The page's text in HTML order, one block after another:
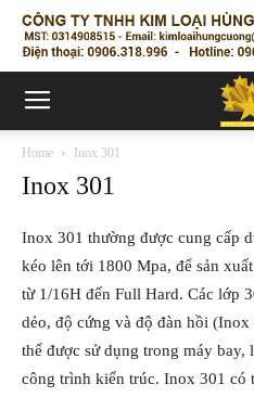
Home Inox 301
Inox 301
Inox 301 thường được cung cấp
kéo lên tới 1800 Mpa, để sản
từ 1/16H đến Full Hard. Các lớp
dẻo, độ cứng và độ đàn hồi
thể được sử dụng trong máy bay,
công trình kiến trúc. Inox 301 có